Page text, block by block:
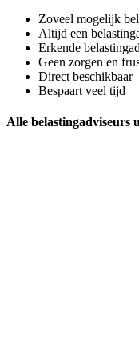
Zoveel mogelijk
Altijd een
Erkende
Geen zorgen en
Direct beschikbaar
Bespaart veel tijd
Alle belastingadviseurs